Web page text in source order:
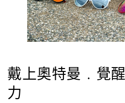
戴上奧特曼﹒覺
力